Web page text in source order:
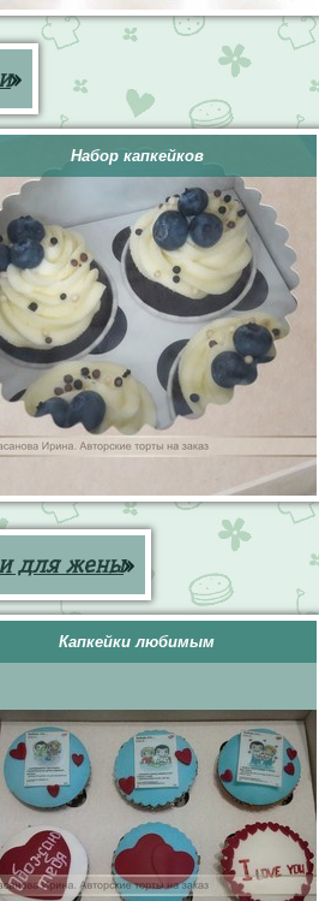
»
Набор капкейков
для жены»
Капкейки любимым